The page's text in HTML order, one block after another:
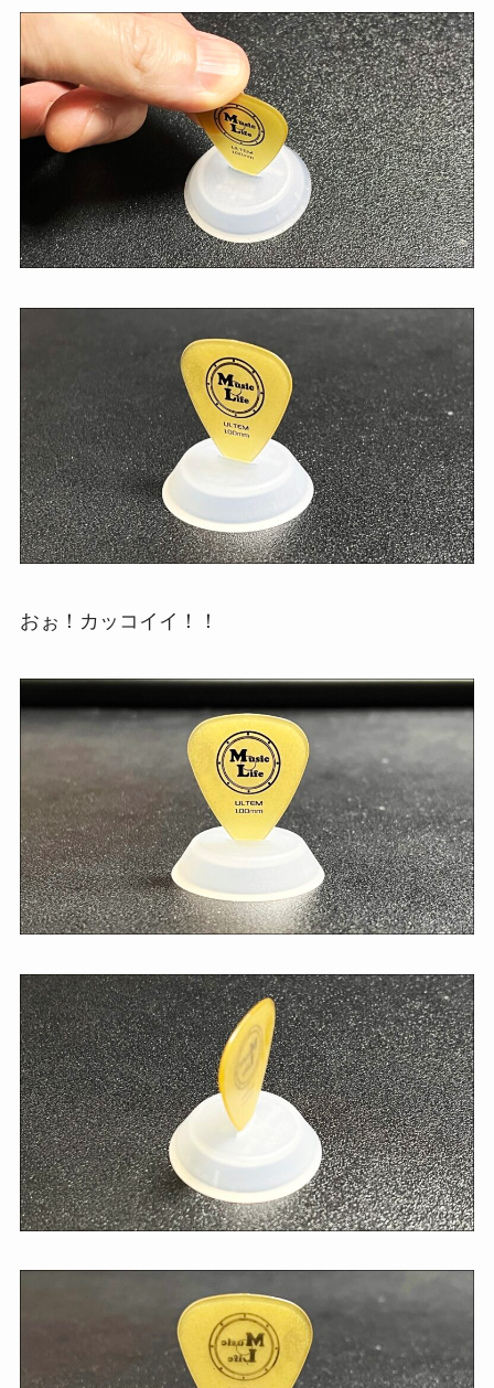
おぉ！カッコイイ！！